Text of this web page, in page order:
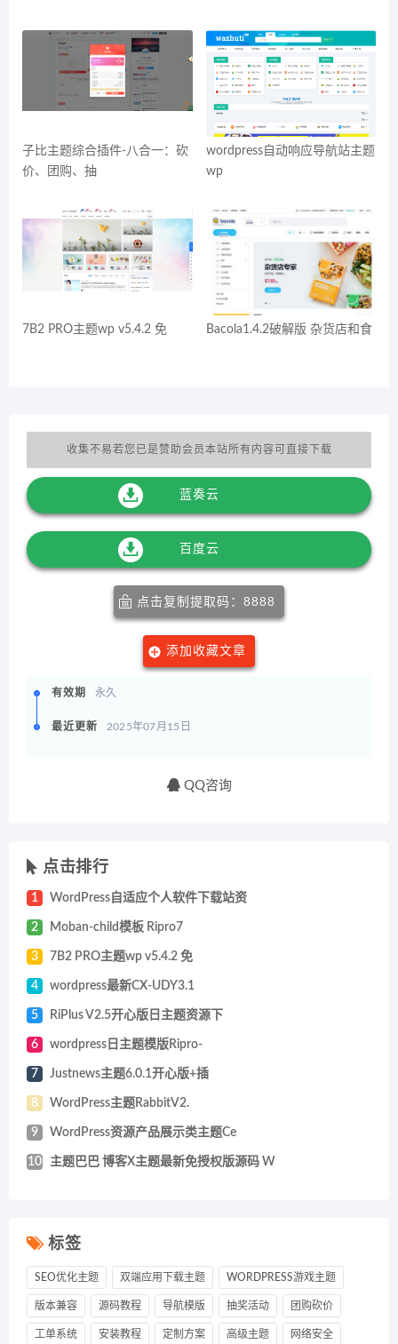
子比主题综合插件-八合一：砍
价、团购、抽
wordpress自动响应导航站主题
wp
7B2 PRO主题wp v5.4.2 免 Bacola1.4.2破解版 杂货店和食
收集不易若您已是赞助会员本站所有内容可直接下载
蓝奏云
百度云
点击复制提取码：8888
添加收藏文章
有效期 永久
最近更新 2025年07月15日
QQ咨询
点击排行
1 WordPress自适应个人软件下载站资
2 Moban-child模板 Ripro7
3 7B2 PRO主题wp v5.4.2 免
4 wordpress最新CX-UDY3.1
5 RiPlus V2.5开心版日主题资源下
6 wordpress日主题模版Ripro-
7 Justnews主题6.0.1开心版+插
8 WordPress主题RabbitV2.
9 WordPress资源产品展示类主题Ce
10 主题巴巴 博客X主题最新免授权版源码 W
标签
SEO优化主题 双端应用下载主题 WORDPRESS游戏主题
版本兼容 源码教程 导航模版 抽奖活动 团购砍价
工单系统 安装教程 定制方案 高级主题 网络安全